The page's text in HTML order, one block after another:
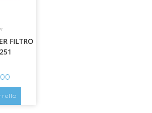
FILTRO